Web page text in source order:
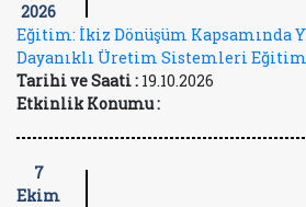
2026
Eğitim: İkiz Dönüşüm Kapsamında
Dayanıklı Üretim Sistemleri
Tarihi ve Saati : 19.10.2026
Etkinlik Konumu :
7
Ekim